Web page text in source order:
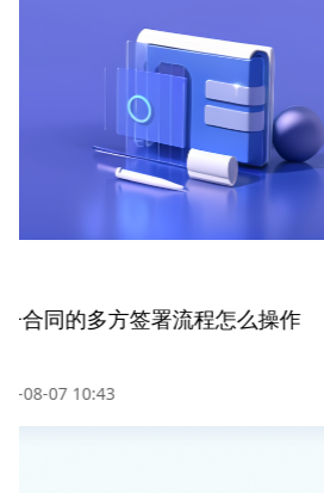
同的多方签署流程怎么操作
07 10:43